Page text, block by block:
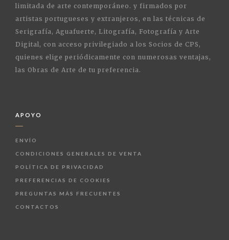
limitada de arte contemporáneo. y firmados por
artistas portugueses y extranjeros, en las técnicas de
Serigrafía, Aguafuerte, Litografía, Fotografía y Arte
Digital, con acceso privilegiado a los Socios de CPS,
quienes elige periódicamente con numerosas ventajas,
las Obras de Arte de tu preferencia.
APOYO
ENVÍO
CONDICIONES GENERALES DE VENTA
POLÍTICA DE PRIVACIDAD
PREFERENCIAS DE COOKIES
PREGUNTAS MÁS FRECUENTES
CONTACTOS